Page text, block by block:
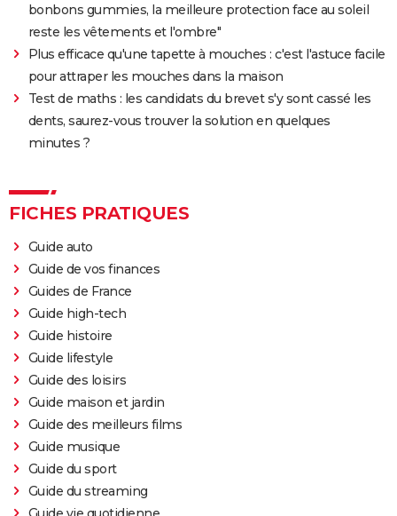
bonbons gummies, la meilleure protection face au soleil
reste les vêtements et l'ombre"
Plus efficace qu'une tapette à mouches : c'est l'astuce facile
pour attraper les mouches dans la maison
Test de maths : les candidats du brevet s'y sont cassé les
dents, saurez-vous trouver la solution en quelques
minutes ?
FICHES PRATIQUES
Guide auto
Guide de vos finances
Guides de France
Guide high-tech
Guide histoire
Guide lifestyle
Guide des loisirs
Guide maison et jardin
Guide des meilleurs films
Guide musique
Guide du sport
Guide du streaming